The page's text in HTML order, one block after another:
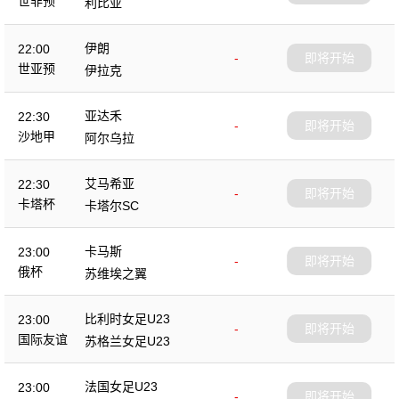
22:00
世亚预
伊朗
-
伊拉克
即将开始
22:30
沙地甲
亚达禾
-
阿尔乌拉
即将开始
22:30
卡塔杯
艾马希亚
-
卡塔尔SC
即将开始
23:00
俄杯
卡马斯
-
苏维埃之翼
即将开始
23:00
国际友谊
比利时女足U23
-
苏格兰女足U23
即将开始
23:00 法国女足U23